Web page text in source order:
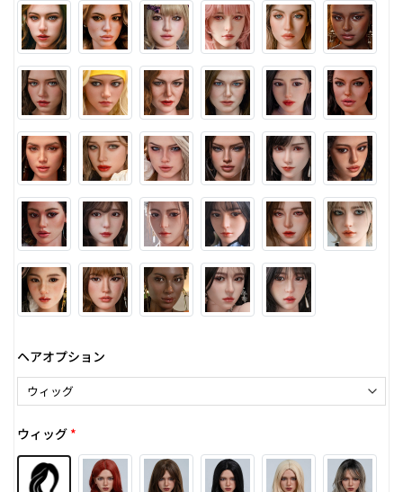
ヘアオプション
ウィッグ *